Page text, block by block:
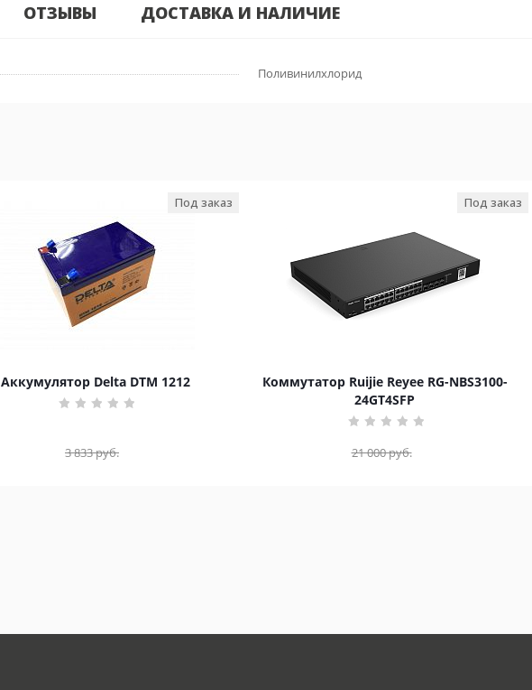
ОТЗЫВЫ ДОСТАВКА И НАЛИЧИЕ
Поливинилхлорид
Аккумулятор Delta DTM 1212
Под заказ
3 833руб.
Коммутатор Ruijie Reyee RG-NBS3100-
24GT4SFP
Под заказ
21 000руб.